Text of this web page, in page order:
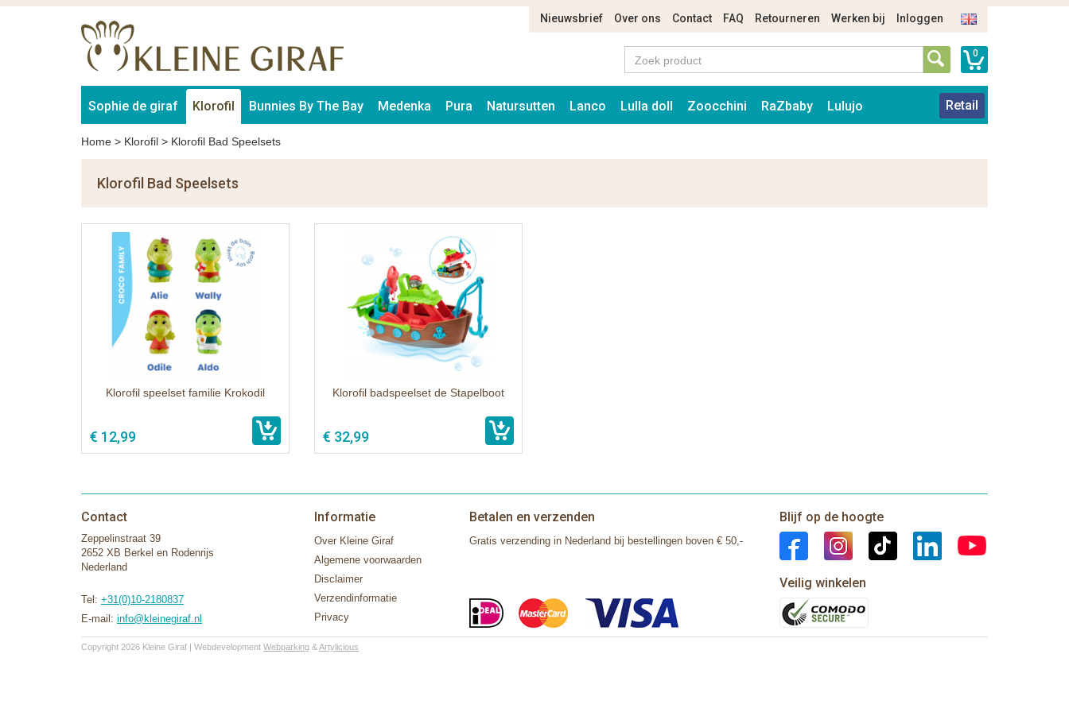
Nieuwsbrief Over ons Contact FAQ Retourneren Werken bij Inloggen
0
Sophie de giraf Klorofil Bunnies By The Bay Medenka Pura Natursutten Lanco Lulla doll Zoocchini RaZbaby Lulujo Retail
Home > Klorofil > Klorofil Bad Speelsets
Klorofil Bad Speelsets
Klorofil speelset familie Krokodil
€ 12,99
Klorofil badspeelset de Stapelboot
€ 32,99
Contact
Zeppelinstraat 39
2652 XB Berkel en Rodenrijs
Nederland
Tel: +31(0)10-2180837
E-mail: info@kleinegiraf.nl
Informatie
Over Kleine Giraf
Algemene voorwaarden
Disclaimer
Verzendinformatie
Privacy
Betalen en verzenden
Gratis verzending in Nederland bij bestellingen boven € 50,-
Blijf op de hoogte
Veilig winkelen
Copyright 2026 Kleine Giraf | Webdevelopment Webparking &Artylicious